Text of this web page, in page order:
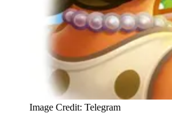
Image Credit: Telegram